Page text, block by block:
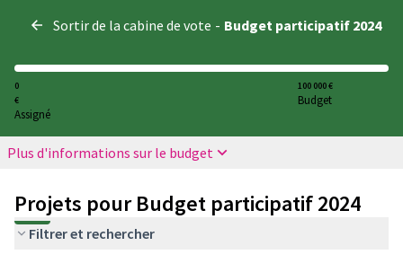
Sortir de la cabine de vote - Budget participatif 2024
0
€
Assigné
100 000 €
Budget
Plus d'informations sur le budget
Projets pour Budget participatif 2024
Filtrer et rechercher